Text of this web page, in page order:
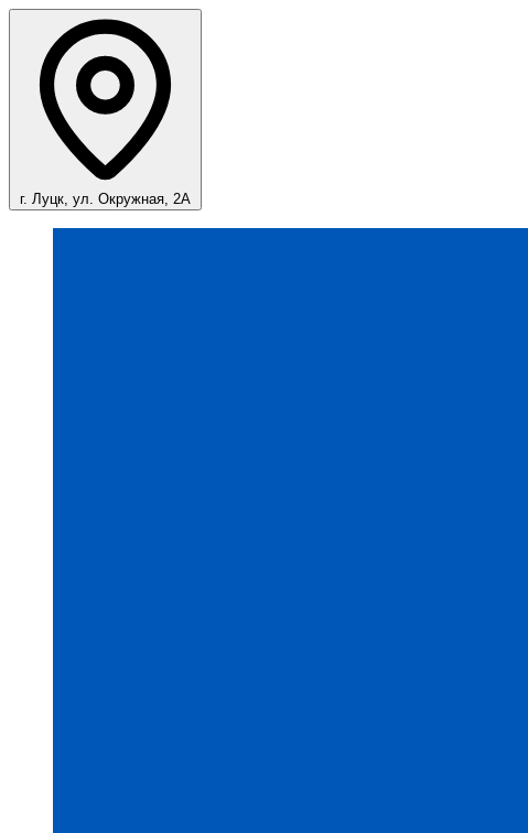
г. Луцк, ул. Окружная, 2А